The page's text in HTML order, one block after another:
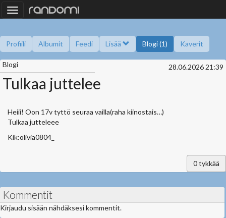
Toggle
navigation
Profiili Albumit Feedi Lisää Blogi (1) Kaverit
Kysy minulta Saavutukset
28.06.2026 21:39
Blogi
Tulkaa juttelee
Heiii! Oon 17v tyttö seuraa vailla(raha kiinostais…)
Tulkaa jutteleee
Kik:olivia0804_
0tykkää
Kommentit
Kirjaudu sisään nähdäksesi kommentit.